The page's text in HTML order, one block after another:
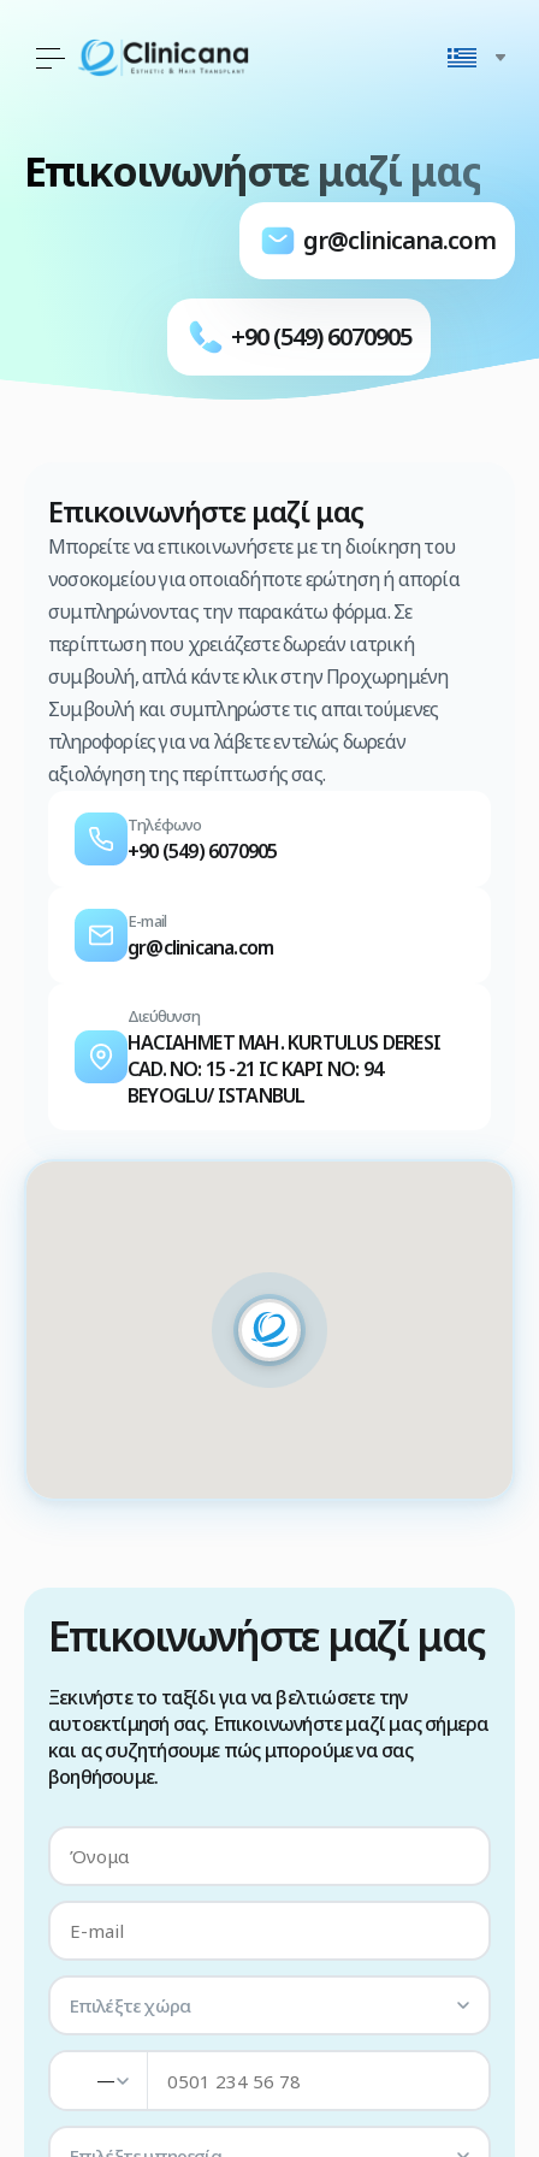
Επικοινωνήστε μαζί μας
+90 (549) 6070905
gr@clinicana.com
Επικοινωνήστε μαζί μας
Μπορείτε να επικοινωνήσετε με τη διοίκηση του
νοσοκομείου για οποιαδήποτε ερώτηση ή απορία
συμπληρώνοντας την παρακάτω φόρμα. Σε
περίπτωση που χρειάζεστε δωρεάν ιατρική
συμβουλή, απλά κάντε κλικ στην Προχωρημένη
Συμβουλή και συμπληρώστε τις απαιτούμενες
πληροφορίες για να λάβετε εντελώς δωρεάν
αξιολόγηση της περίπτωσής σας.
Τηλέφωνο
+90 (549) 6070905
E-mail
gr@clinicana.com
Διεύθυνση
HACIAHMET MAH. KURTULUS DERESI
CAD. NO: 15 -21 IC KAPI NO: 94
BEYOGLU/ ISTANBUL
Επικοινωνήστε μαζί μας
Ξεκινήστε το ταξίδι για να βελτιώσετε την
αυτοεκτίμησή σας. Επικοινωνήστε μαζί μας σήμερα
και ας συζητήσουμε πώς μπορούμε να σας
βοηθήσουμε.
Επιλέξτε χώρα
—